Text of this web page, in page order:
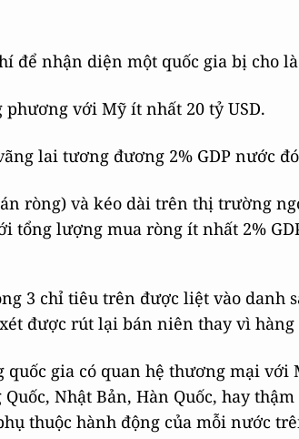
để nhận diện một quốc gia bị cho
với Mỹ ít nhất 20 tỷ USD.
lai tương đương 2% GDP nước
ròng) và kéo dài trên thị trường
tổng lượng mua ròng ít nhất 2%
3 chỉ tiêu trên được liệt vào danh
được rút lại bán niên thay vì hàng
gia có quan hệ thương mại với
Nhật Bản, Hàn Quốc, hay
thuộc hành động của mỗi nước